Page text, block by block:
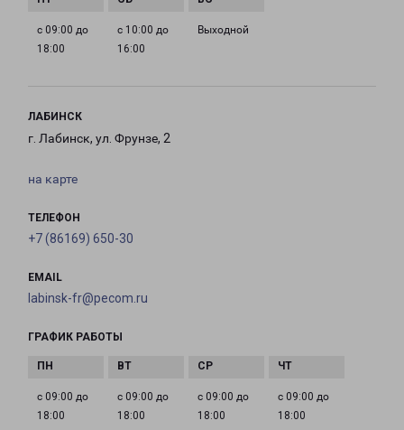
с 09:00 до
18:00
с 10:00 до
16:00
Выходной
ЛАБИНСК
г. Лабинск, ул. Фрунзе, 2
на карте
ТЕЛЕФОН
+7 (86169) 650-30
EMAIL
labinsk-fr@pecom.ru
ГРАФИК РАБОТЫ
с 09:00 до
18:00
с 09:00 до
18:00
с 09:00 до
18:00
с 09:00 до
18:00